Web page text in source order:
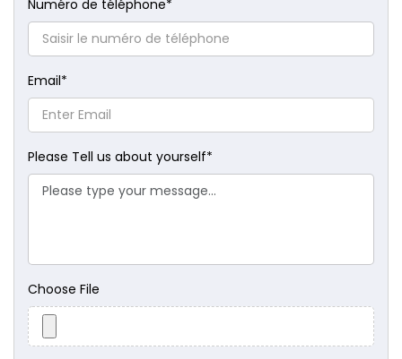
Numéro de téléphone*
Email*
Please Tell us about yourself*
Choose File